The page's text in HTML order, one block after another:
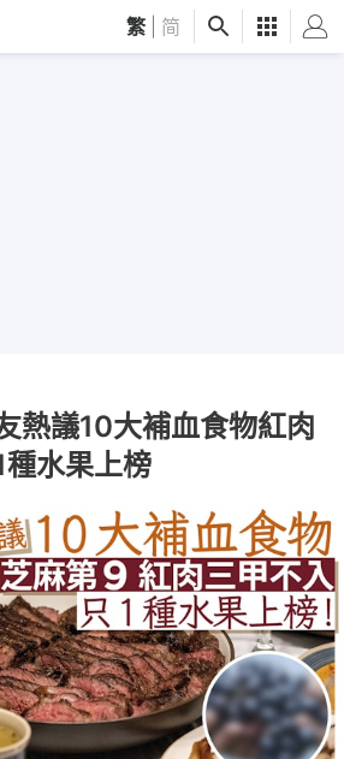
繁 简
熱議10大補血食物紅肉
水果上榜